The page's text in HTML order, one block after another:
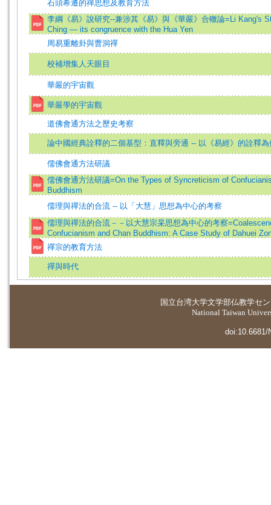
石頭希遷的禪思想及教育方法
李綱《易》說研究--兼涉其《易》與《華嚴》合轍論=Li Kang's
Ching — its congruence with the Hua Yen
周易重離卦與曹洞禪
校補增集人天眼目
華嚴的宇宙觀
華嚴學的宇宙觀
道佛會通方法之歷史考察
論中國經典詮釋的二個基型：直釋與旁通 -- 以《易經》的詮釋為
儒佛會通方法研議
儒佛會通方法研議=On the Types of Syncreticism of
Buddhism
儒理與禪法的合流 -- 以「大慧」思想為中心的考察
儒理與禪法的合流－－以大慧宗杲思想為中心的考察
Confucianism and Chan Buddhism: A Case Study of Dahuei
禪宗的教育方法
禪與時代
国立台湾大学文学部仏教学セ
National Taiwan
doi:10.6681/